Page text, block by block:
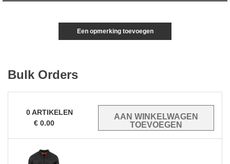
Een opmerking toevoegen
Bulk Orders
0ARTIKELEN
€ 0.00